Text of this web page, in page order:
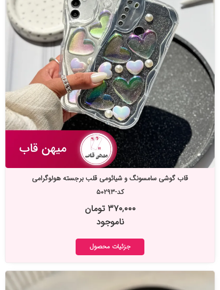
قاب گوشی سامسونگ و شیائومی قلب برجسته هولوگرامی
کد-۵۰۲۹۳
۳۷۰,۰۰۰ تومان
ناموجود
جزئیات محصول